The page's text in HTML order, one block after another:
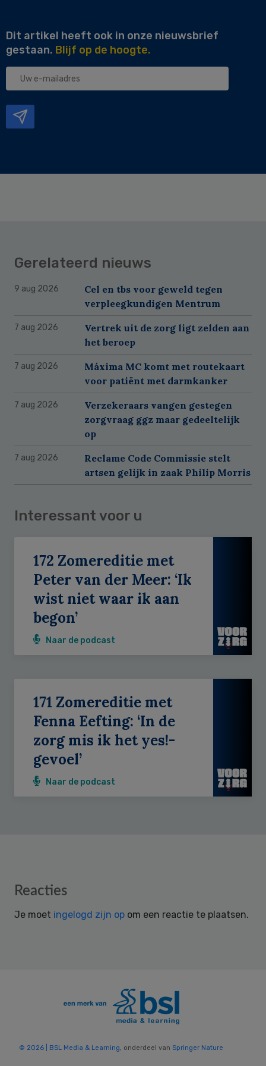
Dit artikel heeft ook in onze nieuwsbrief
gestaan. Blijf op de hoogte.
Uw
Gerelateerd nieuws
9 aug 2026
Cel en tbs voor geweld tegen
verpleegkundigen Mentrum
7 aug 2026
Vertrek uit de zorg ligt zelden aan
het beroep
7 aug 2026
Máxima MC komt met routekaart
voor patiënt met darmkanker
7 aug 2026
Verzekeraars vangen gestegen
zorgvraag ggz maar gedeeltelijk
op
7 aug 2026
Reclame Code Commissie stelt
artsen gelijk in zaak Philip Morris
Interessant voor u
172 Zomereditie met
Peter van der Meer: ‘Ik
wist niet waar ik aan
begon’
Naar de podcast
171 Zomereditie met
Fenna Eefting: ‘In de
zorg mis ik het yes!-
gevoel’
Naar de podcast
Reader
Reacties
Je moet ingelogd zijn op om een reactie te plaatsen.
© 2026 | BSL Media & Learning , onderdeel van Springer Nature